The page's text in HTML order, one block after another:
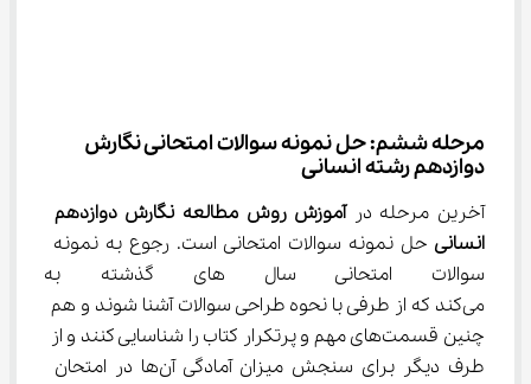
مرحله ششم: حل نمونه سوالات امتحانی نگارش
دوازدهم رشته انسانی
آخرین مرحله در آموزش روش مطالعه نگارش دوازدهم
انسانی حل نمونه سوالات امتحانی است. رجوع به نمونه
سوالات امتحانی سال‌ های
می‌کند که از طرفی با نحوه طراحی سوالات آشنا شوند و هم
چنین قسمت‌های مهم و پرتکرار کتاب را شناسایی کنند و از
طرف دیگر برای سنجش میزان آمادگی آن‌ها در امتحان